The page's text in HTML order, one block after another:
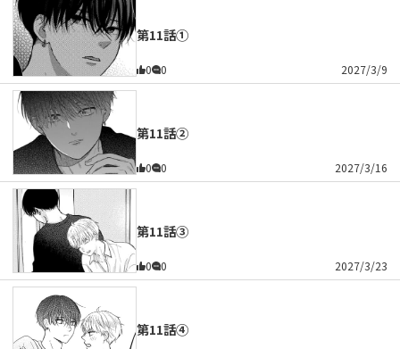
第11話①
0 0 2027/3/9
第11話②
0 0 2027/3/16
第11話③
0 0 2027/3/23
第11話④